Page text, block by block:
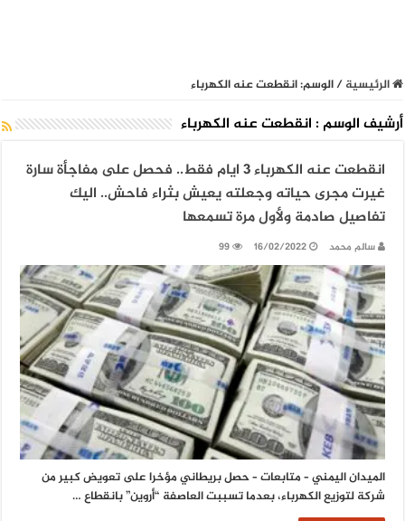
الرئيسية/الوسم:انقطعت عنه الكهرباء
أرشيف الوسم : انقطعت عنه الكهرباء
انقطعت عنه الكهرباء 3 ايام فقط.. فحصل على مفاجأة سارة
غيرت مجرى حياته وجعلته يعيش بثراء فاحش.. اليك
تفاصيل صادمة ولأول مرة تسمعها
سالم محمد 16/02/2022
99
الميدان اليمني – متابعات – حصل بريطاني مؤخرا على تعويض كبير من
شركة لتوزيع الكهرباء، بعدما تسببت العاصفة “أروين” بانقطاع …